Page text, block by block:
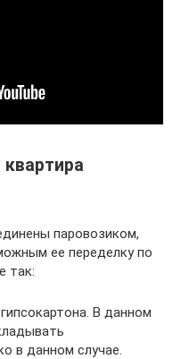
паровозиком,
ее переделку по
так:
В данном
в данном случае.